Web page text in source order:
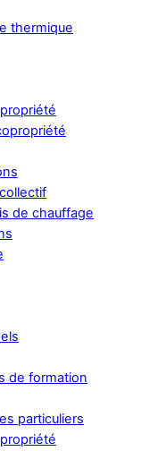
thermique
de chauffage
de formation
particuliers